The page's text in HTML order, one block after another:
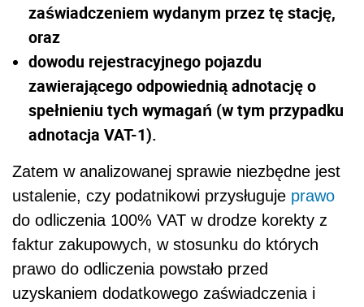
zaświadczeniem wydanym przez tę stację,
oraz
dowodu rejestracyjnego pojazdu
zawierającego odpowiednią adnotację o
spełnieniu tych wymagań (w tym przypadku
adnotacja VAT-1).
Zatem w analizowanej sprawie niezbędne jest
ustalenie, czy podatnikowi przysługuje prawo
do odliczenia 100% VAT w drodze korekty z
faktur zakupowych, w stosunku do których
prawo do odliczenia powstało przed
uzyskaniem dodatkowego zaświadczenia i